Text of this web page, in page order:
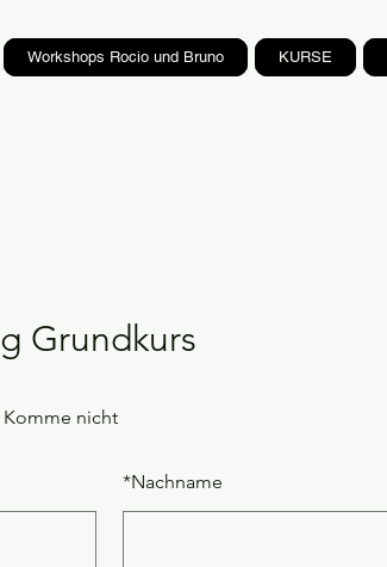
Workshops Rocio und Bruno KURSE
Grundkurs
Komme nicht
*Nachname